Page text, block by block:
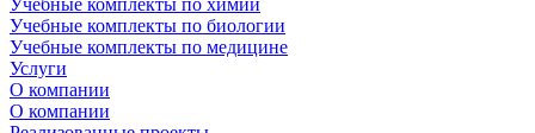
Учебные комплекты по химии
Учебные комплекты по биологии
Учебные комплекты по медицине
Услуги
О компании
О компании